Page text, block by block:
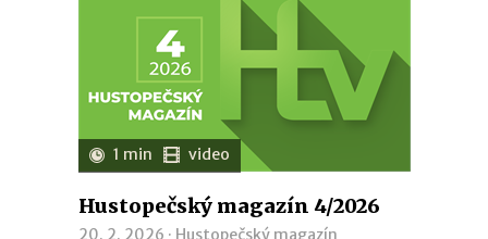
1 min video
Hustopečský magazín 4/2026
20. 2. 2026 · Hustopečský magazín